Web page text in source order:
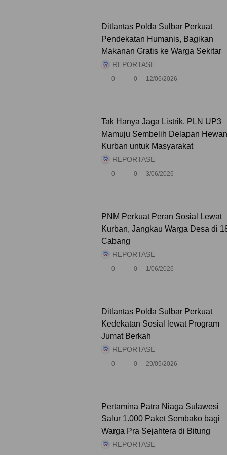
Ditlantas Polda Sulbar Perkuat
Pendekatan Humanis, Bagikan
Makanan Gratis ke Warga Sekitar
REPORTASE
0 0 12/06/2026
Tak Hanya Jaga Listrik, PLN UP3
Mamuju Sembelih Delapan Hewan
Kurban untuk Masyarakat
REPORTASE
0 0 3/06/2026
PNM Perkuat Peran Sosial Lewat
Kurban, Jangkau Warga Desa di
Cabang
REPORTASE
0 0 1/06/2026
Ditlantas Polda Sulbar Perkuat
Kedekatan Sosial lewat Program
Jumat Berkah
REPORTASE
0 0 29/05/2026
Pertamina Patra Niaga Sulawesi
Salur 1.000 Paket Sembako bagi
Warga Pra Sejahtera di Bitung
REPORTASE